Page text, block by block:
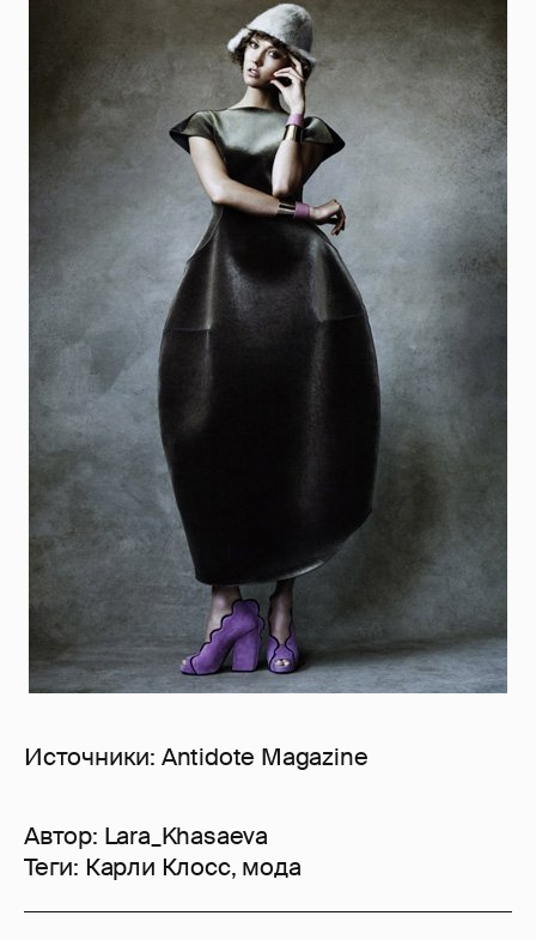
Источники: Antidote Magazine
Автор: Lara_Khasaeva
Теги: Карли Клосс, мода